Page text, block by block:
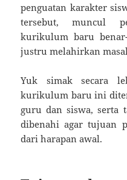
penguatan karakter
tersebut, muncul
kurikulum baru
justru melahirkan
Yuk simak secara
kurikulum baru ini
guru dan siswa, serta
dibenahi agar tujuan
dari harapan awal.